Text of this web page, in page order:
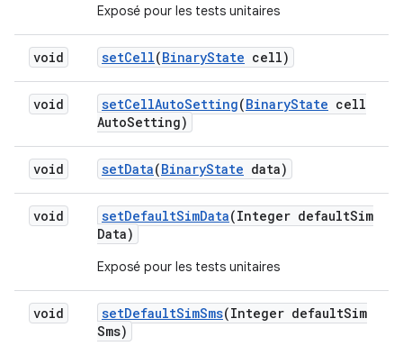
Exposé pour les tests unitaires
void setCell(BinaryState cell)
void setCellAutoSetting(BinaryState cell
AutoSetting)
void setData(BinaryState data)
void setDefaultSimData(Integer defaultSim
Data)
Exposé pour les tests unitaires
void setDefaultSimSms(Integer defaultSim
Sms)